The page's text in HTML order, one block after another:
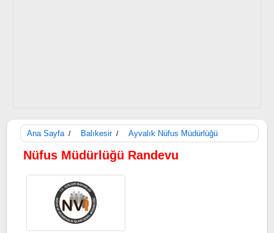
Ana Sayfa / Balıkesir / Ayvalık Nüfus Müdürlüğü
Nüfus Müdürlüğü Randevu